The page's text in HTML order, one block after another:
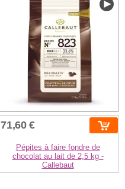
71,60 €
Pépites à faire fondre de
chocolat au lait de 2,5 kg -
Callebaut